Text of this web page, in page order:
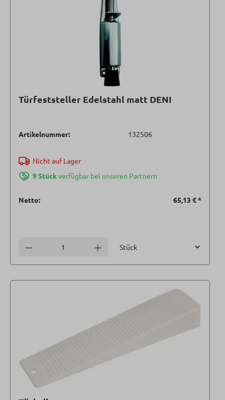
Türfeststeller Edelstahl matt DENI
Artikelnummer: 132506
Nicht auf Lager
9 Stückverfügbar bei unseren Partnern
Netto: 65,13 €*
Anzahl verringern Anzahl erhöhen